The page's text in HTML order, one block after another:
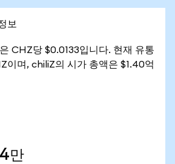
보
CHZ당 $0.0133입니다. 현재 유통
이며, chiliZ의 시가 총액은 $1.40억
만